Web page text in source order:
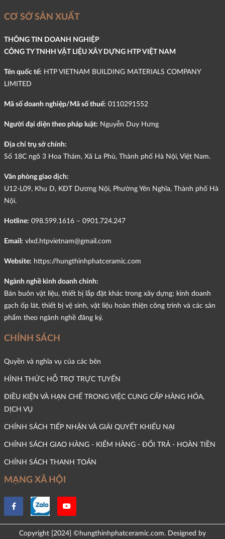
CƠ SỞ SẢN XUẤT
THÔNG TIN DOANH NGHIỆP
CÔNG TY TNHH VẬT LIỆU XÂY DỰNG HTP VIỆT NAM
Tên quốc tế: HTP VIETNAM BUILDING MATERIALS COMPANY
LIMITED
Mã số doanh nghiệp/Mã số thuế: 0110291552
Người đại diện theo pháp luật: Nguyễn Duy Hưng
Địa chỉ trụ sở chính:
Số 18C ngõ 3 Hoa Thám, Xã La Phù, Thành phố Hà Nội, Việt Nam.
Văn phòng giao dịch:
U12-L09, Khu D, KĐT Dương Nội, Phường Yên Nghĩa, Thành phố Hà
Nội.
Hotline: 098.599.1616 – 0901.724.247
Email: vlxd.htpvietnam@gmail.com
Website: https://hungthinhphatceramic.com
Ngành nghề kinh doanh chính:
Bán buôn vật liệu, thiết bị lắp đặt khác trong xây dựng; kinh doanh
gạch ốp lát, thiết bị vệ sinh, vật liệu hoàn thiện công trình và các sản
phẩm theo ngành nghề đăng ký.
CHÍNH SÁCH
Quyền và nghĩa vụ của các bên
HÌNH THỨC HỖ TRỢ TRỰC TUYẾN
ĐIỀU KIỆN VÀ HẠN CHẾ TRONG VIỆC CUNG CẤP HÀNG HÓA,
DỊCH VỤ
CHÍNH SÁCH TIẾP NHẬN VÀ GIẢI QUYẾT KHIẾU NẠI
CHÍNH SÁCH GIAO HÀNG - KIỂM HÀNG - ĐỔI TRẢ - HOÀN TIỀN
CHÍNH SÁCH THANH TOÁN
MẠNG XÃ HỘI
Copyright [2024] ©hungthinhphatceramic.com. Designed by